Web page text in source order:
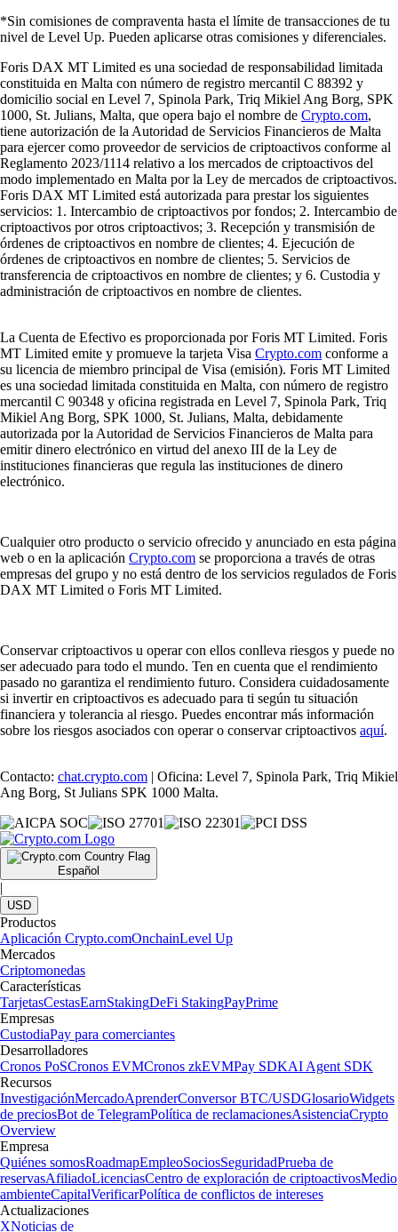
*Sin comisiones de compraventa hasta el límite de transacciones de tu
nivel de Level Up. Pueden aplicarse otras comisiones y diferenciales.
Foris DAX MT Limited es una sociedad de responsabilidad limitada
constituida en Malta con número de registro mercantil C 88392 y
domicilio social en Level 7, Spinola Park, Triq Mikiel Ang Borg, SPK
1000, St. Julians, Malta, que opera bajo el nombre de Crypto.com,
tiene autorización de la Autoridad de Servicios Financieros de Malta
para ejercer como proveedor de servicios de criptoactivos conforme al
Reglamento 2023/1114 relativo a los mercados de criptoactivos del
modo implementado en Malta por la Ley de mercados de criptoactivos.
Foris DAX MT Limited está autorizada para prestar los siguientes
servicios: 1. Intercambio de criptoactivos por fondos; 2. Intercambio de
criptoactivos por otros criptoactivos; 3. Recepción y transmisión de
órdenes de criptoactivos en nombre de clientes; 4. Ejecución de
órdenes de criptoactivos en nombre de clientes; 5. Servicios de
transferencia de criptoactivos en nombre de clientes; y 6. Custodia y
administración de criptoactivos en nombre de clientes.
La Cuenta de Efectivo es proporcionada por Foris MT Limited. Foris
MT Limited emite y promueve la tarjeta Visa Crypto.com conforme a
su licencia de miembro principal de Visa (emisión). Foris MT Limited
es una sociedad limitada constituida en Malta, con número de registro
mercantil C 90348 y oficina registrada en Level 7, Spinola Park, Triq
Mikiel Ang Borg, SPK 1000, St. Julians, Malta, debidamente
autorizada por la Autoridad de Servicios Financieros de Malta para
emitir dinero electrónico en virtud del anexo III de la Ley de
instituciones financieras que regula las instituciones de dinero
electrónico.
Cualquier otro producto o servicio ofrecido y anunciado en esta página
web o en la aplicación Crypto.com se proporciona a través de otras
empresas del grupo y no está dentro de los servicios regulados de Foris
DAX MT Limited o Foris MT Limited.
Conservar criptoactivos u operar con ellos conlleva riesgos y puede no
ser adecuado para todo el mundo. Ten en cuenta que el rendimiento
pasado no garantiza el rendimiento futuro. Considera cuidadosamente
si invertir en criptoactivos es adecuado para ti según tu situación
financiera y tolerancia al riesgo. Puedes encontrar más información
sobre los riesgos asociados con operar o conservar criptoactivos aquí.
Contacto: chat.crypto.com | Oficina: Level 7, Spinola Park, Triq Mikiel
Ang Borg, St Julians SPK 1000 Malta.
Español
|
USD
Productos
Aplicación Crypto.comOnchainLevel Up
Mercados
Criptomonedas
Características
TarjetasCestasEarnStakingDeFi StakingPayPrime
Empresas
CustodiaPay para comerciantes
Desarrolladores
Cronos PoSCronos EVMCronos zkEVMPay SDKAI Agent SDK
Recursos
InvestigaciónMercadoAprenderConversor BTC/USDGlosarioWidgets
de preciosBot de TelegramPolítica de reclamacionesAsistenciaCrypto
Overview
Empresa
Quiénes somosRoadmapEmpleoSociosSeguridadPrueba de
reservasAfiliadoLicenciasCentro de exploración de criptoactivosMedio
ambienteCapitalVerificarPolítica de conflictos de intereses
Actualizaciones
XNoticias de